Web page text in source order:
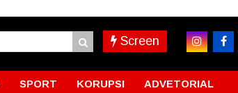
Screen
SPORT KORUPSI ADVETORIAL